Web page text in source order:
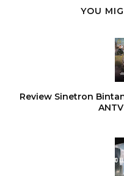
YOU
Review Sinetron